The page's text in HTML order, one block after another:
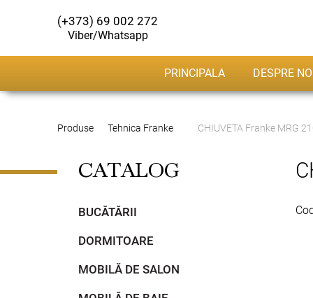
(+373) 69 002 272
Viber/Whatsapp
PRINCIPALA DESPRE
Produse Tehnica Franke CHIUVETA Franke MRG
CATALOG
BUCĂTĂRII
DORMITOARE
MOBILĂ DE SALON